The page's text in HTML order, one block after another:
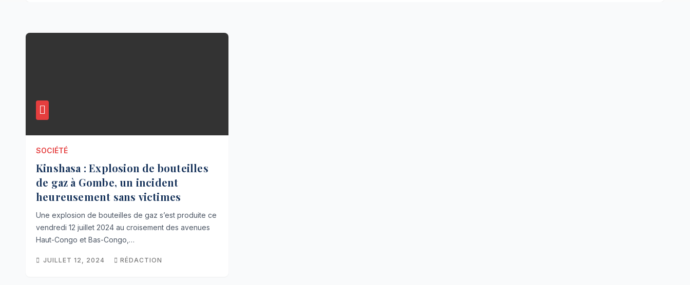
SOCIÉTÉ
Kinshasa : Explosion de bouteilles
de gaz à Gombe, un incident
heureusement sans victimes
Une explosion de bouteilles de gaz s’est produite ce
vendredi 12 juillet 2024 au croisement des avenues
Haut-Congo et Bas-Congo,…
JUILLET 12, 2024 RÉDACTION